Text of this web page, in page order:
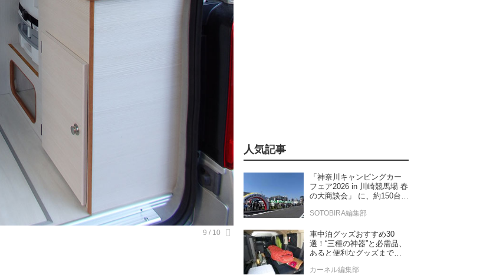
人気記事
「神奈川キャンピングカー
フェア2026 in 川崎競馬場 春
の大商談会」 に、約150台の
SOTOBIRA編集部
車中泊グッズおすすめ30
選！“三種の神器”と必需品、
あると便利なグッズまで車
カーネル編集部